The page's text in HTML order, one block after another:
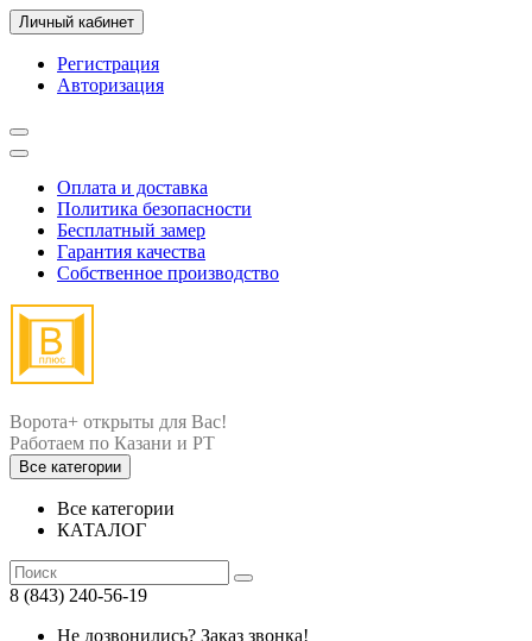
Личный кабинет
Регистрация
Авторизация
Оплата и доставка
Политика безопасности
Бесплатный замер
Гарантия качества
Собственное производство
Ворота+ открыты для Вас!
Все категории
Все категории
КАТАЛОГ
8 (843) 240-56-19
Не дозвонились? Заказ звонка!